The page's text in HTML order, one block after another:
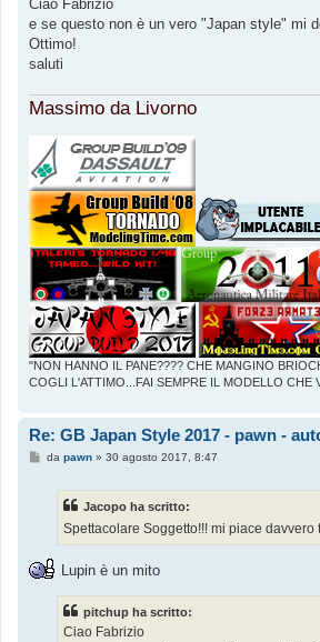
a
g
i
Ciao Fabrizio
e se questo non è un vero "Japan style" mi
Ottimo!
saluti
Massimo da Livorno
"NON HANNO IL PANE???? CHE MANGINO
COGLI L'ATTIMO...FAI SEMPRE IL MODELLO
Re: GB Japan Style 2017 - pawn -
M
o
da pawn» 30 agosto 2017, 8:47
Jacopo ha scritto:
Spettacolare Soggetto!!! mi piace davvero
Lupin è un mito
pitchup ha scritto:
Ciao Fabrizio